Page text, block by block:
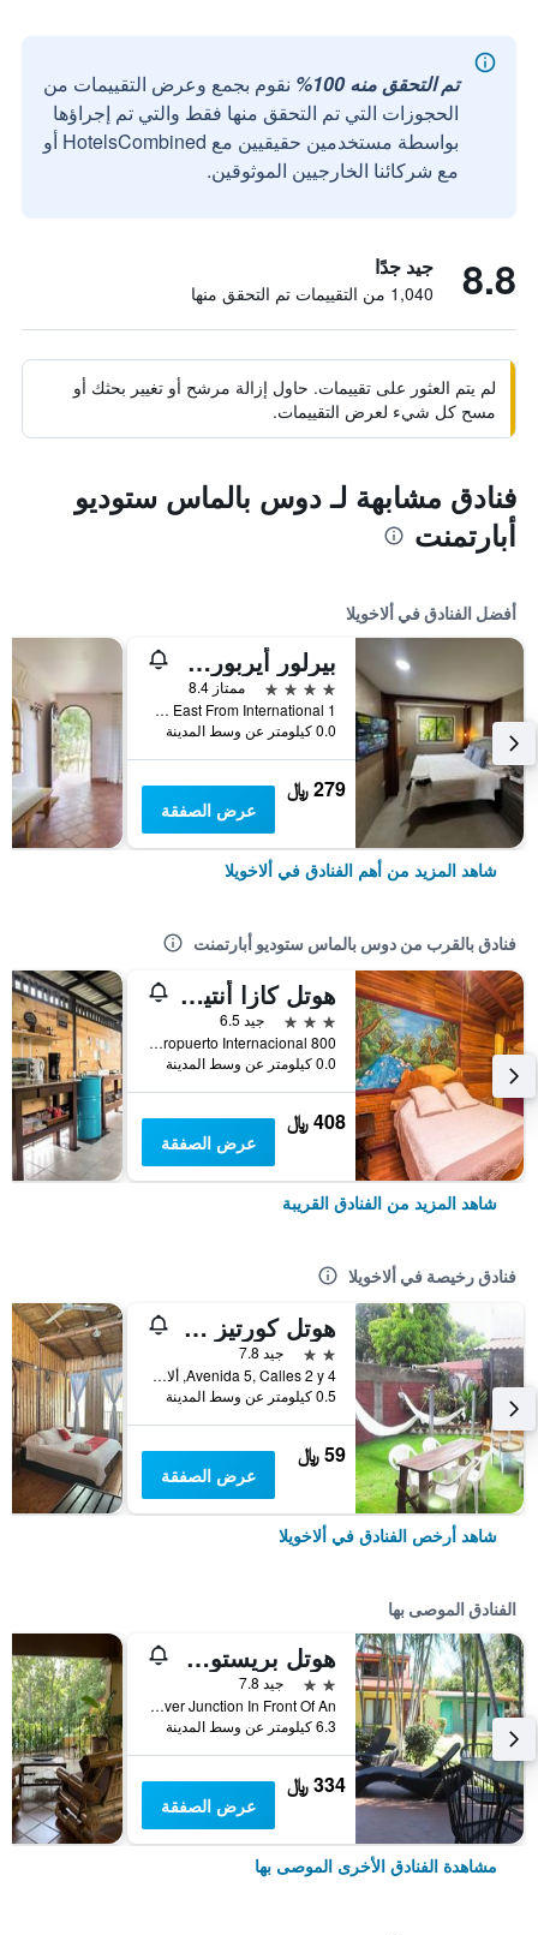
تم التحقق منه 100%
نقوم بجمع وعرض التقييمات من
الحجوزات التي تم التحقق منها فقط والتي تم إجراؤها
بواسطة مستخدمين حقيقيين مع HotelsCombined أو
مع شركائنا الخارجيين الموثوقين.
8.8 جيد جدًا
1,040 من التقييمات تم التحقق منها
لم يتم العثور على تقييمات. حاول إزالة مرشح أو تغيير بحثك أو
مسح كل شيء لعرض التقييمات.
فنادق مشابهة لـ دوس بالماس ستوديو
أبارتمنت
أفضل الفنادق في ألاخويلا
بيرلور أيربورت إن
4 نجوم
ممتاز 8.4
1 Kilometre East From International, ألاخويلا, كوستاريكا
0.0 كيلومتر عن وسط المدينة
279 ﷼
عرض الصفقة
شاهد المزيد من أهم الفنادق في ألاخويلا
فنادق بالقرب من دوس بالماس ستوديو أبارتمنت
هوتل كازا أنتيجوا
3 نجوم
جيد 6.5
800 Metros Este Sjo Aeropuerto Internacional, ألاخويلا, كوستاريكا
0.0 كيلومتر عن وسط المدينة
408 ﷼
عرض الصفقة
شاهد المزيد من الفنادق القريبة
فنادق رخيصة في ألاخويلا
هوتل كورتيز أزول
2 نجمتين
جيد 7.8
Avenida 5, Calles 2 y 4, ألاخويلا, كوستاريكا
0.5 كيلومتر عن وسط المدينة
59 ﷼
عرض الصفقة
شاهد أرخص الفنادق في ألاخويلا
الفنادق الموصى بها
هوتل بريستول أيروبيرتو
2 نجمتين
جيد 7.8
El Coyol 300m From Flyover Junction In Front Of An, ألاخويلا, كوستاريكا
6.3 كيلومتر عن وسط المدينة
334 ﷼
عرض الصفقة
مشاهدة الفنادق الأخرى الموصى بها